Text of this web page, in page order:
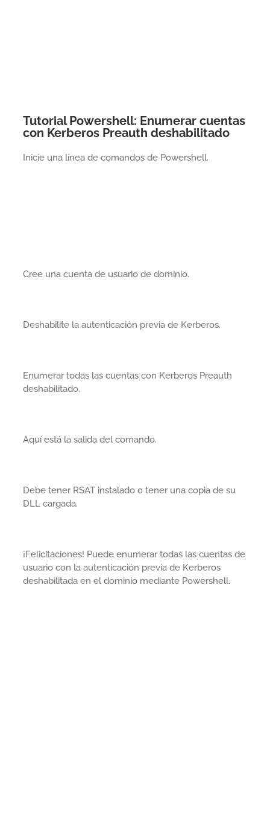
Tutorial Powershell: Enumerar cuentas
con Kerberos Preauth deshabilitado
Inicie una línea de comandos de Powershell.
Cree una cuenta de usuario de dominio.
Deshabilite la autenticación previa de Kerberos.
Enumerar todas las cuentas con Kerberos Preauth
deshabilitado.
Aquí está la salida del comando.
Debe tener RSAT instalado o tener una copia de su
DLL cargada.
¡Felicitaciones! Puede enumerar todas las cuentas de
usuario con la autenticación previa de Kerberos
deshabilitada en el dominio mediante Powershell.